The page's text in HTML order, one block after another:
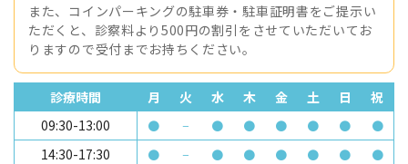
また、コインパーキングの駐車券・駐車証明書をご提示い
ただくと、診察料より500円の割引をさせていただいてお
りますので受付までお持ちください。
診療時間 月 火 水 木 金 土 日
祝
09:30-13:00
● − ● ● ● ● ● ●
14:30-17:30 ● − ● ● ● ● ● ●